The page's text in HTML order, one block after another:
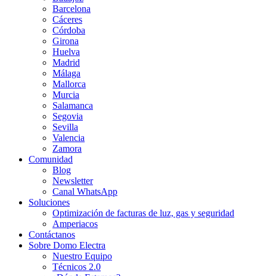
Barcelona
Cáceres
Córdoba
Girona
Huelva
Madrid
Málaga
Mallorca
Murcia
Salamanca
Segovia
Sevilla
Valencia
Zamora
Comunidad
Blog
Newsletter
Canal WhatsApp
Soluciones
Optimización de facturas de luz, gas y seguridad
Amperiacos
Contáctanos
Sobre Domo Electra
Nuestro Equipo
Técnicos 2.0